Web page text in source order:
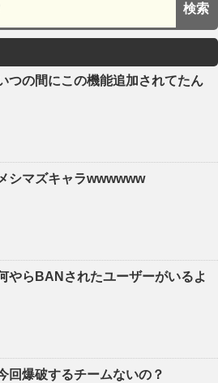
つの間にこの機能追加されてたん
シマズキャラwwwwww
やらBANされたユーザーがいるよ
回爆破するチームないの？